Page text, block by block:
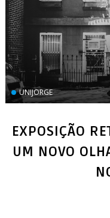
UNIJORGE
EXPOSIÇÃO
UM NOVO